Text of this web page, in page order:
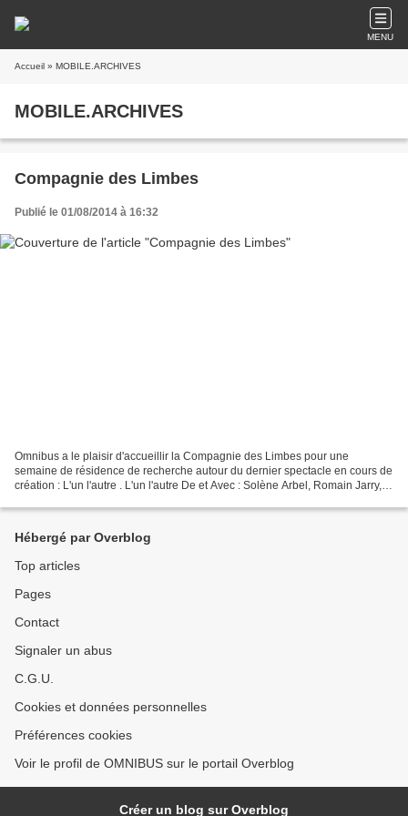
MENU
Accueil » MOBILE.ARCHIVES
MOBILE.ARCHIVES
Compagnie des Limbes
Publié le 01/08/2014 à 16:32
Omnibus a le plaisir d'accueillir la Compagnie des Limbes pour une
semaine de résidence de recherche autour du dernier spectacle en cours de
création : L'un l'autre . L'un l'autre De et Avec : Solène Arbel, Romain Jarry,
Hébergé par Overblog
Top articles
Pages
Contact
Signaler un abus
C.G.U.
Cookies et données personnelles
Préférences cookies
Voir le profil de OMNIBUS sur le portail Overblog
Créer un blog sur Overblog